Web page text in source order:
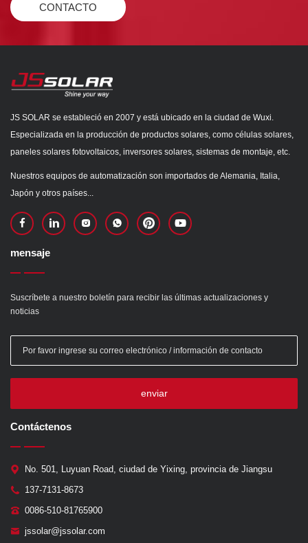
CONTACTO
JS SOLAR se estableció en 2007 y está ubicado en la ciudad de Wuxi.
Especializada en la producción de productos solares, como células solares,
paneles solares fotovoltaicos, inversores solares, sistemas de montaje, etc.
Nuestros equipos de automatización son importados de Alemania, Italia,
Japón y otros países...
mensaje
Suscríbete a nuestro boletín para recibir las últimas actualizaciones y
noticias
enviar
Contáctenos
No. 501, Luyuan Road, ciudad de Yixing, provincia de Jiangsu
137-7131-8673
0086-510-81765900
jssolar@jssolar.com